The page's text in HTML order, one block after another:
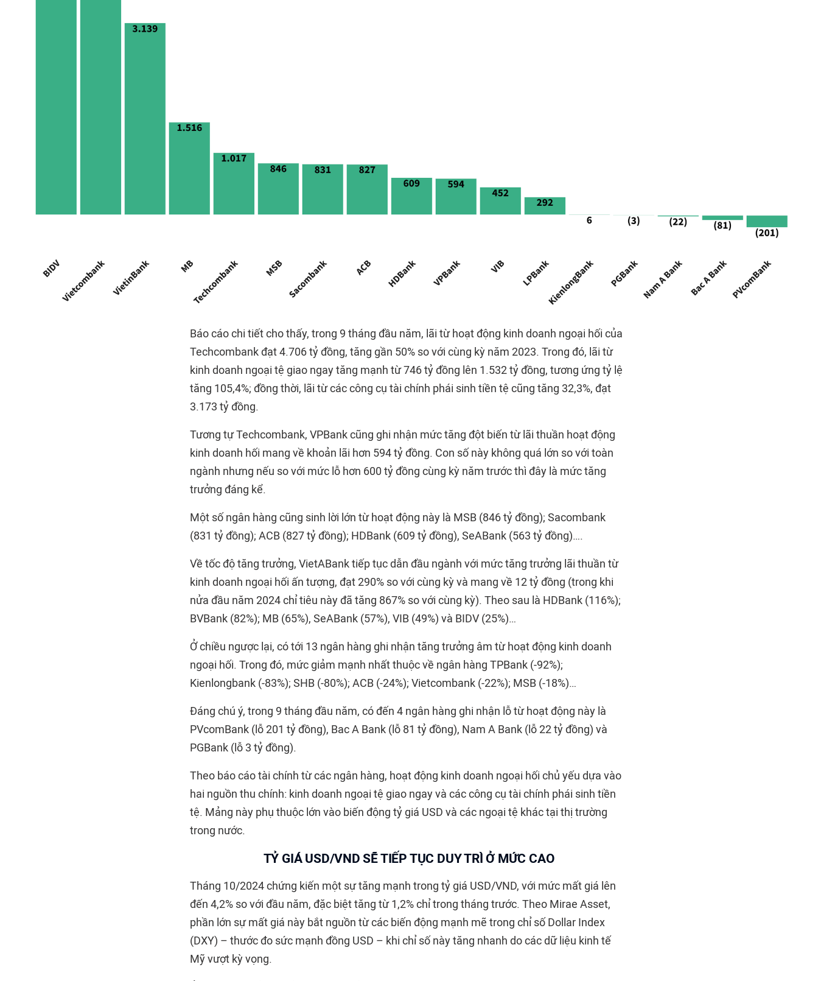
Báo cáo chi tiết cho thấy, trong 9 tháng đầu năm, lãi từ hoạt động kinh doanh ngoại hối của
Techcombank đạt 4.706 tỷ đồng, tăng gần 50% so với cùng kỳ năm 2023. Trong đó, lãi từ
kinh doanh ngoại tệ giao ngay tăng mạnh từ 746 tỷ đồng lên 1.532 tỷ đồng, tương ứng tỷ lệ
tăng 105,4%; đồng thời, lãi từ các công cụ tài chính phái sinh tiền tệ cũng tăng 32,3%, đạt
3.173 tỷ đồng.
Tương tự Techcombank, VPBank cũng ghi nhận mức tăng đột biến từ lãi thuần hoạt động
kinh doanh hối mang về khoản lãi hơn 594 tỷ đồng. Con số này không quá lớn so với toàn
ngành nhưng nếu so với mức lỗ hơn 600 tỷ đồng cùng kỳ năm trước thì đây là mức tăng
trưởng đáng kể.
Một số ngân hàng cũng sinh lời lớn từ hoạt động này là MSB (846 tỷ đồng); Sacombank
(831 tỷ đồng); ACB (827 tỷ đồng); HDBank (609 tỷ đồng), SeABank (563 tỷ đồng)….
Về tốc độ tăng trưởng, VietABank tiếp tục dẫn đầu ngành với mức tăng trưởng lãi thuần từ
kinh doanh ngoại hối ấn tượng, đạt 290% so với cùng kỳ và mang về 12 tỷ đồng (trong khi
nửa đầu năm 2024 chỉ tiêu này đã tăng 867% so với cùng kỳ). Theo sau là HDBank (116%);
BVBank (82%); MB (65%), SeABank (57%), VIB (49%) và BIDV (25%)…
Ở chiều ngược lại, có tới 13 ngân hàng ghi nhận tăng trưởng âm từ hoạt động kinh doanh
ngoại hối. Trong đó, mức giảm mạnh nhất thuộc về ngân hàng TPBank (-92%);
Kienlongbank (-83%); SHB (-80%); ACB (-24%); Vietcombank (-22%); MSB (-18%)…
Đáng chú ý, trong 9 tháng đầu năm, có đến 4 ngân hàng ghi nhận lỗ từ hoạt động này là
PVcomBank (lỗ 201 tỷ đồng), Bac A Bank (lỗ 81 tỷ đồng), Nam A Bank (lỗ 22 tỷ đồng) và
PGBank (lỗ 3 tỷ đồng).
Theo báo cáo tài chính từ các ngân hàng, hoạt động kinh doanh ngoại hối chủ yếu dựa vào
hai nguồn thu chính: kinh doanh ngoại tệ giao ngay và các công cụ tài chính phái sinh tiền
tệ. Mảng này phụ thuộc lớn vào biến động tỷ giá USD và các ngoại tệ khác tại thị trường
trong nước.
TỶ GIÁ USD/VND SẼ TIẾP TỤC DUY TRÌ Ở MỨC CAO
Tháng 10/2024 chứng kiến một sự tăng mạnh trong tỷ giá USD/VND, với mức mất giá lên
đến 4,2% so với đầu năm, đặc biệt tăng từ 1,2% chỉ trong tháng trước. Theo Mirae Asset,
phần lớn sự mất giá này bắt nguồn từ các biến động mạnh mẽ trong chỉ số Dollar Index
(DXY) – thước đo sức mạnh đồng USD – khi chỉ số này tăng nhanh do các dữ liệu kinh tế
Mỹ vượt kỳ vọng.